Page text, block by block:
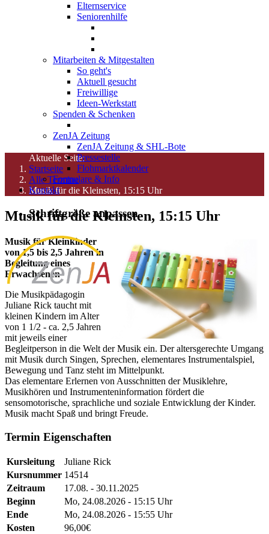
Elternservice
Seniorenhilfe
Mitarbeiten & Mitgestalten
So geht's
Aktuell gesucht
Freiwillige
Ideen-Werkstatt
Spenden & Schenken
ZenJA Zeitung
ZenJA Zeitung & SHL-Bote
Pressestelle
Flohmarktkalender
Formulare & Info
Kontakt
Schriftgröße anpassen
Aktuelle Seite:
Startseite
Alle Termine
Musik für die Kleinsten, 15:15 Uhr
Musik für die Kleinsten, 15:15 Uhr
Musik für Kleinkinder
von 1,5 bis 2,5 Jahrenin
Begleitung eines
Erwachsenen
Die Musikpädagogin
Juliane Rick taucht mit
kleinen Kindern im Alter
von 1 1/2 - ca. 2,5 Jahren
mit jeweils einer
Begleitperson in die Welt der Musik ein. Der altersgerechte Umgang
mit Musik durch Singen, Sprechen, elementares Instrumentalspiel,
Bewegung und Tanz steht im Mittelpunkt.
Das elementare Erlernen von Ausschnitten der Musiklehre,
Musikhören und Instrumenteninformation fördert die
sensomotorische, sprachliche und soziale Entwicklung der Kinder.
Musik macht Spaß und bringt Freude.
Termin Eigenschaften
Kursleitung
Juliane Rick
Kursnummer 14514
Zeitraum
17.08. - 30.11.2025
Beginn
Mo, 24.08.2026 - 15:15 Uhr
Ende
Mo, 24.08.2026 - 15:55 Uhr
Kosten
96,00€